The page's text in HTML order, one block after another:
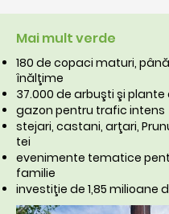
Mai mult verde
180 de copaci maturi,
înălţime
37.000 de arbuşti şi
gazon pentru trafic intens
stejari, castani, arţari,
tei
evenimente tematice
familie
investiţie de 1,85 milioane